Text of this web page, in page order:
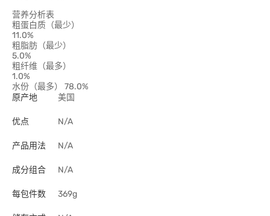
营养分析表
粗蛋白质（最少）
11.0%
粗脂肪（最少）
5.0%
粗纤维（最多）
1.0%
水份（最多） 78.0%
原产地
美国
优点 N/A
产品用法 N/A
成分组合 N/A
每包件数 369g